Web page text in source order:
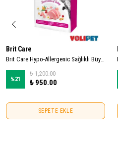
Brit Care
Brit Care Hypo-Allergenic Sağlıklı Büyüme için Tavuklu ve Hindili Tahılsız Yavru Kedi Maması 2kg
%21
₺ 1,200.00
₺ 950.00
SEPETE EKLE